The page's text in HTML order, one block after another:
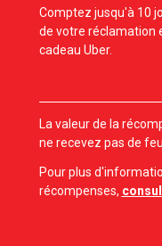
Comptez jusqu'à 10
de votre réclamation
cadeau Uber.
La valeur de la
ne recevez pas de
Pour plus
récompenses,